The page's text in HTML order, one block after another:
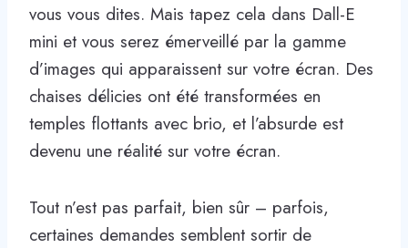
vous vous dites. Mais tapez cela dans Dall-E
mini et vous serez émerveillé par la gamme
d’images qui apparaissent sur votre écran. Des
chaises délicies ont été transformées en
temples flottants avec brio, et l’absurde est
devenu une réalité sur votre écran.
Tout n’est pas parfait, bien sûr – parfois,
certaines demandes semblent sortir de